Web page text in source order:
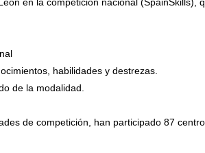
en la competición nacional (SpainSkills),
habilidades y destrezas.
de la modalidad.
de competición, han participado 87